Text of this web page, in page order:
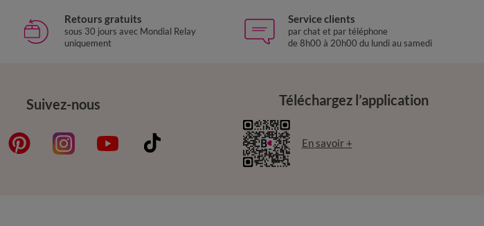
Retours gratuits
sous 30 jours avec Mondial Relay
uniquement
Service clients
par chat et par téléphone
de 8h00 à 20h00 du lundi au samedi
Suivez-nous Téléchargez l’application
En savoir +